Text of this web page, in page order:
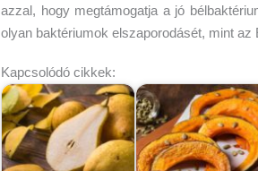
azzal, hogy megtámogatja a jó
olyan baktériumok elszaporodásét, mint az
Kapcsolódó cikkek: